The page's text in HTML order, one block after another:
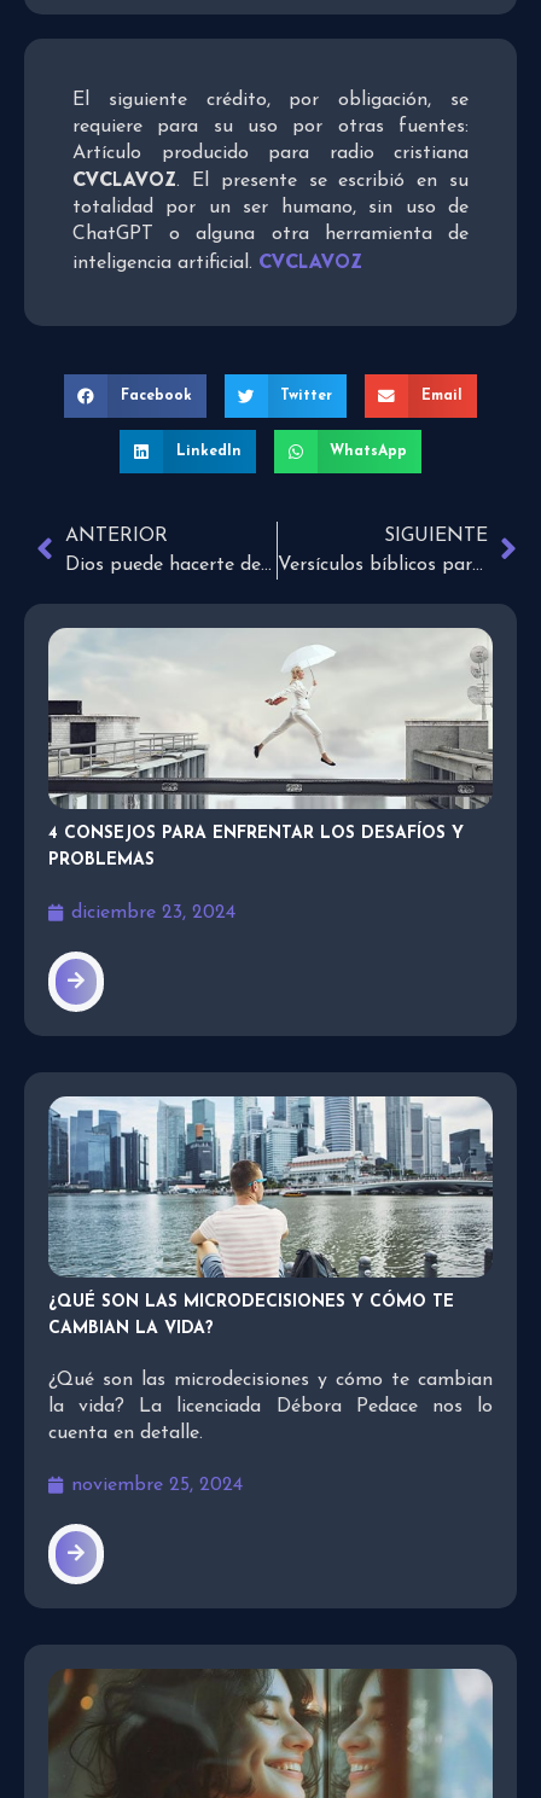
El siguiente crédito, por obligación, se
requiere para su uso por otras fuentes:
Artículo producido para radio cristiana
CVCLAVOZ. El presente se escribió en su
totalidad por un ser humano, sin uso de
ChatGPT o alguna otra herramienta de
inteligencia artificial. CVCLAVOZ
Facebook Twitter Email
LinkedIn WhatsApp
ANTERIOR
Dios puede hacerte de nuevo
SIGUIENTE
Versículos bíblicos para prepararnos para tiempos difíciles
4 CONSEJOS PARA ENFRENTAR LOS DESAFÍOS Y
PROBLEMAS
diciembre 23, 2024
¿QUÉ SON LAS MICRODECISIONES Y CÓMO TE
CAMBIAN LA VIDA?
¿Qué son las microdecisiones y cómo te cambian
la vida? La licenciada Débora Pedace nos lo
cuenta en detalle.
noviembre 25, 2024